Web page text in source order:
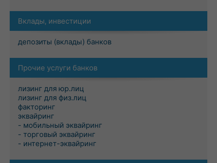
Вклады, инвестиции
депозиты (вклады) банков
Прочие услуги банков
лизинг для юр.лиц
лизинг для физ.лиц
факторинг
эквайринг
- мобильный эквайринг
- торговый эквайринг
- интернет-эквайринг